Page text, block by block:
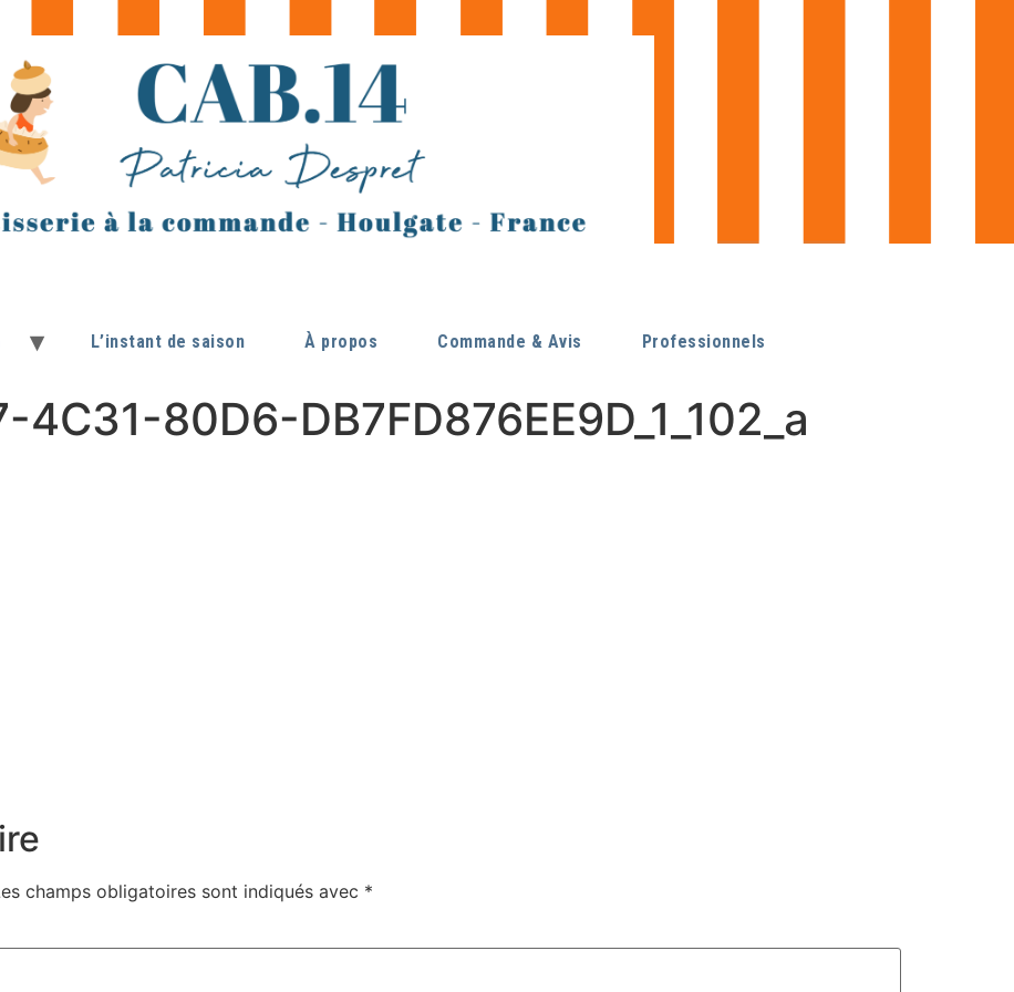
L’instant de saison À propos Commande & Avis Professionnels
80D6-DB7FD876EE9D_1_102_a
champs obligatoires sont indiqués avec *